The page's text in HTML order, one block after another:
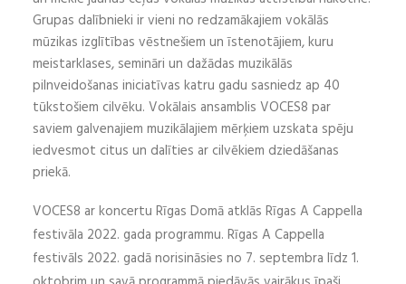
Grupas dalībnieki ir vieni no redzamākajiem vokālās
mūzikas izglītības vēstnešiem un īstenotājiem, kuru
meistarklases, semināri un dažādas muzikālās
pilnveidošanas iniciatīvas katru gadu sasniedz ap 40
tūkstošiem cilvēku. Vokālais ansamblis VOCES8 par
saviem galvenajiem muzikālajiem mērķiem uzskata spēju
iedvesmot citus un dalīties ar cilvēkiem dziedāšanas
priekā.
VOCES8 ar koncertu Rīgas Domā atklās Rīgas A Cappella
festivāla 2022. gada programmu. Rīgas A Cappella
festivāls 2022. gadā norisināsies no 7. septembra līdz 1.